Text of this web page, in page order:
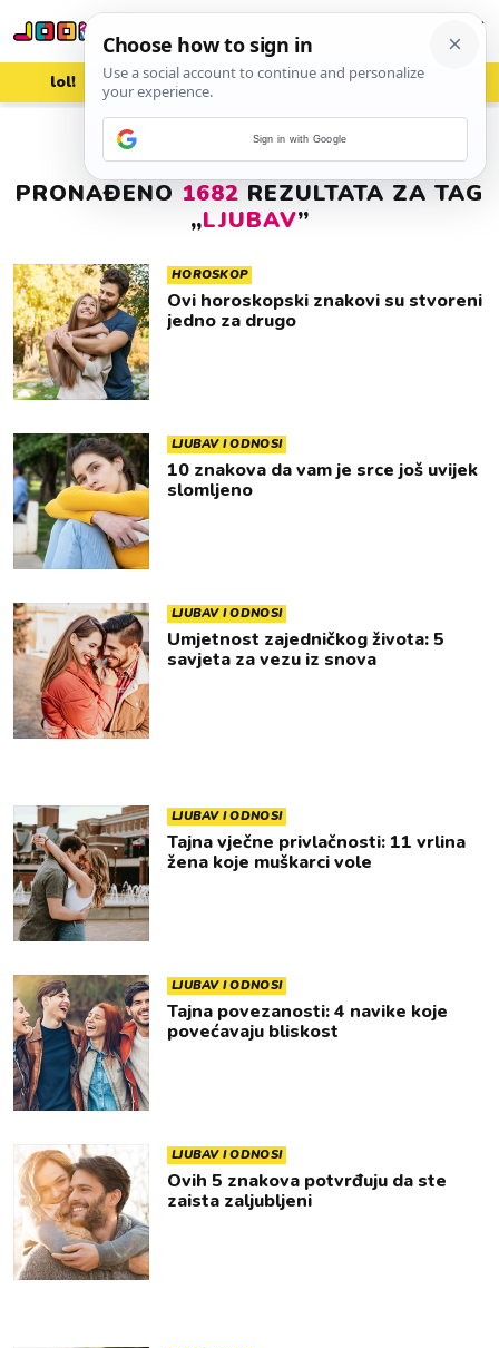
lol! aww vrh! woot?!
PRONAĐENO 1682 REZULTATA ZA TAG
„LJUBAV”
HOROSKOP
Ovi horoskopski znakovi su stvoreni
jedno za drugo
LJUBAV I ODNOSI
10 znakova da vam je srce još uvijek
slomljeno
LJUBAV I ODNOSI
Umjetnost zajedničkog života: 5
savjeta za vezu iz snova
LJUBAV I ODNOSI
Tajna vječne privlačnosti: 11 vrlina
žena koje muškarci vole
LJUBAV I ODNOSI
Tajna povezanosti: 4 navike koje
povećavaju bliskost
LJUBAV I ODNOSI
Ovih 5 znakova potvrđuju da ste
zaista zaljubljeni
Sign in with Google